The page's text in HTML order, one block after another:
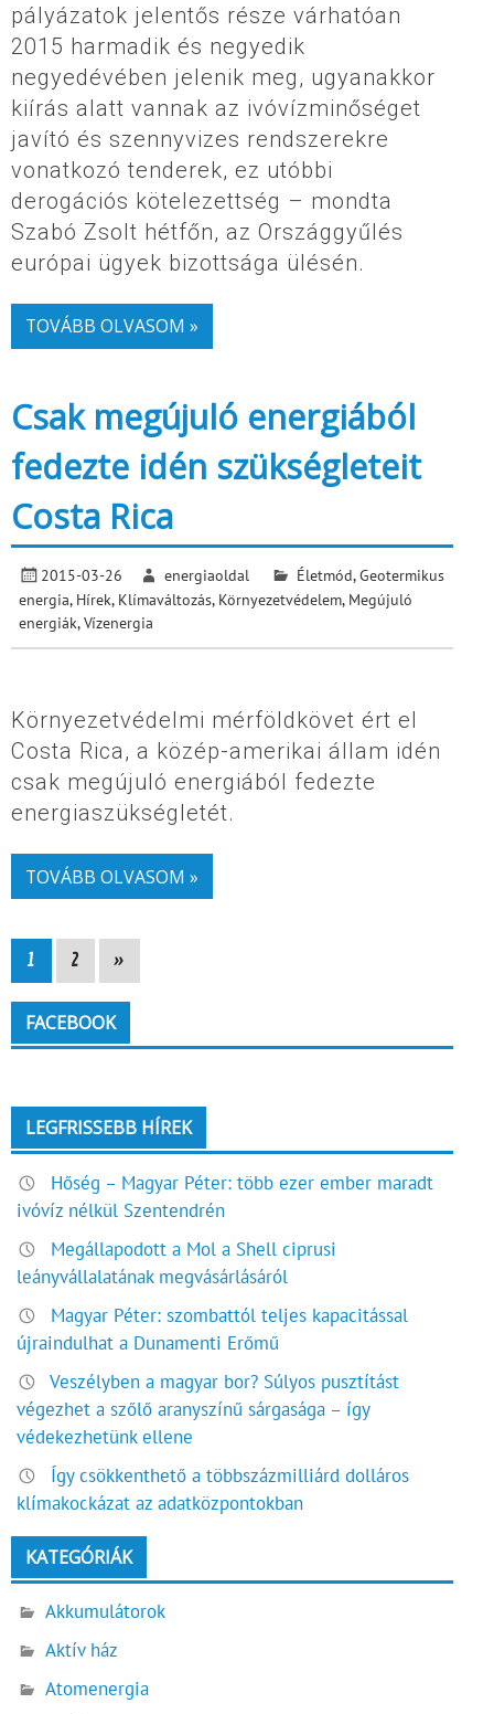
pályázatok jelentős része várhatóan
2015 harmadik és negyedik
negyedévében jelenik meg, ugyanakkor
kiírás alatt vannak az ivóvízminőséget
javító és szennyvizes rendszerekre
vonatkozó tenderek, ez utóbbi
derogációs kötelezettség – mondta
Szabó Zsolt hétfőn, az Országgyűlés
európai ügyek bizottsága ülésén.
TOVÁBB OLVASOM »
Csak megújuló energiából
fedezte idén szükségleteit
Costa Rica
2015-03-26 energiaoldal Életmód,Geotermikus
energia, Hírek, Klímaváltozás, Környezetvédelem, Megújuló
energiák,Vízenergia
Környezetvédelmi mérföldkövet ért el
Costa Rica, a közép-amerikai állam idén
csak megújuló energiából fedezte
energiaszükségletét.
TOVÁBB OLVASOM »
1 2 »
FACEBOOK
LEGFRISSEBB HÍREK
Hőség – Magyar Péter: több ezer ember maradt
ivóvíz nélkül Szentendrén
Megállapodott a Mol a Shell ciprusi
leányvállalatának megvásárlásáról
Magyar Péter: szombattól teljes kapacitással
újraindulhat a Dunamenti Erőmű
Veszélyben a magyar bor? Súlyos pusztítást
végezhet a szőlő aranyszínű sárgasága – így
védekezhetünk ellene
Így csökkenthető a többszázmilliárd dolláros
klímakockázat az adatközpontokban
KATEGÓRIÁK
Akkumulátorok
Aktív ház
Atomenergia